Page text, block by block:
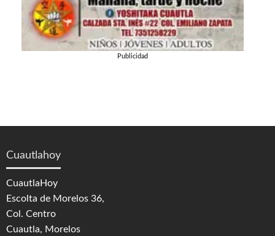
Publicidad
Cuautlahoy
CuautlaHoy
Escolta de Morelos 36,
Col. Centro
Cuautla, Morelos